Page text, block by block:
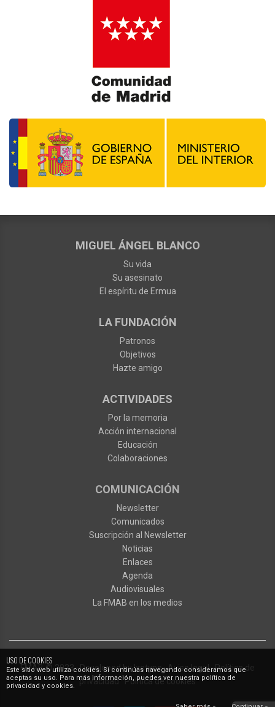
USO DE COOKIES
Este sitio web utiliza cookies. Si continúas navegando consideramos que
aceptas su uso. Para más información, puedes ver nuestra política de
privacidad y cookies.
MIGUEL ÁNGEL BLANCO
Su vida
Su asesinato
El espíritu de Ermua
LA FUNDACIÓN
Patronos
Objetivos
Hazte amigo
ACTIVIDADES
Por la memoria
Acción internacional
Educación
Colaboraciones
COMUNICACIÓN
Newsletter
Comunicados
Suscripción al Newsletter
Noticias
Enlaces
Agenda
Audiovisuales
La FMAB en los medios
FMAB© 2023·Developed byIxotype·Aviso legal·Política de
privacidad·Política de cookies